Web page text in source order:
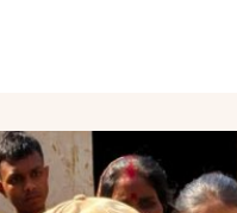
Read
article
"Fra